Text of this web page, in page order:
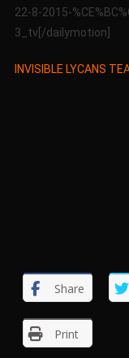
22-8-2015-
3_tv[/dailymotion]
INVISIBLE LYCANS
Share
Print